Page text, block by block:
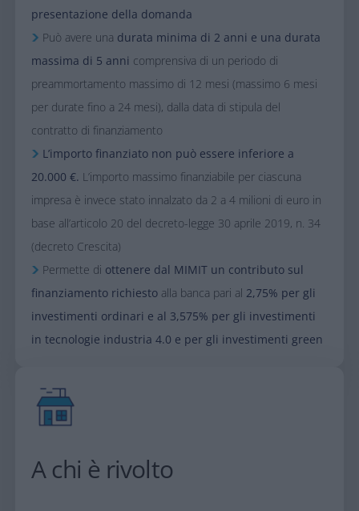
presentazione della domanda
Può avere una durata minima di 2 anni e una durata
massima di 5 anni comprensiva di un periodo di
preammortamento massimo di 12 mesi (massimo 6 mesi
per durate fino a 24 mesi), dalla data di stipula del
contratto di finanziamento
L’importo finanziato non può essere inferiore a
20.000 €. L’importo massimo finanziabile per ciascuna
impresa è invece stato innalzato da 2 a 4 milioni di euro in
base all’articolo 20 del decreto-legge 30 aprile 2019, n. 34
(decreto Crescita)
Permette di ottenere dal MIMIT un contributo sul
finanziamento richiesto alla banca pari al 2,75% per gli
investimenti ordinari e al 3,575% per gli investimenti
in tecnologie industria 4.0 e per gli investimenti green
A chi è rivolto​